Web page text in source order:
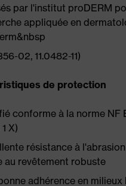
par l'institut proDERM
appliquée en
02, 11.0482-11)
de protection
conforme à la norme NF
X)
résistance à
au revêtement robuste
adhérence en milieux